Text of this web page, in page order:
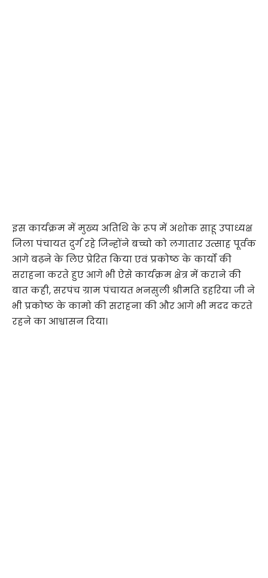
इस कार्यक्रम में मुख्य अतिथि के रूप में अशोक साहू उपाध्यक्ष
जिला पंचायत दुर्ग रहे जिन्होंने बच्चो को लगातार उत्साह पूर्वक
आगे बढ़ने के लिए प्रेरित किया एवं प्रकोष्ठ के कार्यो की
सराहना करते हुए आगे भी ऐसे कार्यक्रम क्षेत्र में कराने की
बात कही, सरपंच ग्राम पंचायत भनसुली श्रीमति डहरिया जी ने
भी प्रकोष्ठ के कामो की सराहना की और आगे भी मदद करते
रहने का आश्वासन दिया।